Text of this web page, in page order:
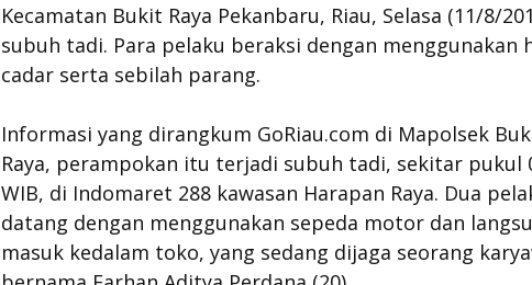
Kecamatan Bukit Raya Pekanbaru, Riau, Selasa (11/8/
subuh tadi. Para pelaku beraksi dengan menggunakan
cadar serta sebilah parang.
Informasi yang dirangkum GoRiau.com di Mapolsek
Raya, perampokan itu terjadi subuh tadi, sekitar pukul
WIB, di Indomaret 288 kawasan Harapan Raya. Dua
datang dengan menggunakan sepeda motor dan
masuk kedalam toko, yang sedang dijaga seorang